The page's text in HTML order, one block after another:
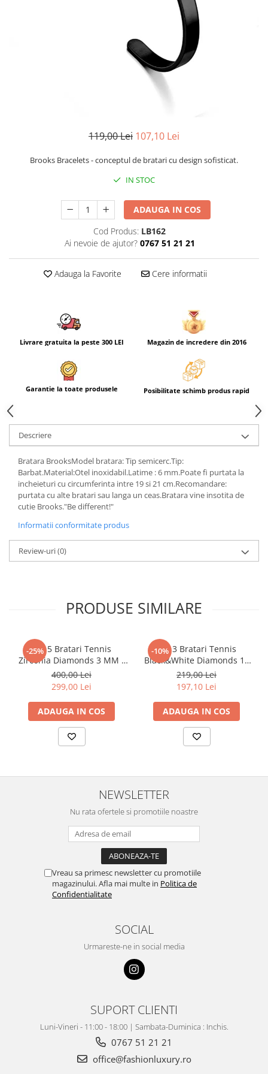
119,00 Lei 107,10 Lei
Brooks Bracelets - conceptul de bratari cu design sofisticat.
IN STOC
ADAUGA IN COS
Cod Produs: LB162
Ai nevoie de ajutor? 0767 51 21 21
Adauga la Favorite Cere informatii
Livrare gratuita la peste 300 LEI Magazin de incredere din 2016
Garantie la toate produsele Posibilitate schimb produs rapid
Descriere
Bratara BrooksModel bratara: Tip semicerc.Tip:
Barbat.Material:Otel inoxidabil.Latime : 6 mm.Poate fi purtata la
incheieturi cu circumferinta intre 19 si 21 cm.Recomandare:
purtata cu alte bratari sau langa un ceas.Bratara vine insotita de
cutie Brooks."Be different!"
Informatii conformitate produs
Review-uri(0)
PRODUSE SIMILARE
-25%
Set 5 Bratari Tennis
Zirconia Diamonds 3 MM /
19.5 CM
400,00 Lei
299,00 Lei
ADAUGA IN COS
-10%
Set 3 Bratari Tennis
Black&White Diamonds 19
CM
219,00 Lei
197,10 Lei
ADAUGA IN COS
NEWSLETTER
Nu rata ofertele si promotiile noastre
Vreau sa primesc newsletter cu promotiile
magazinului. Afla mai multe in Politica de
Confidentialitate
SOCIAL
Urmareste-ne in social media
SUPORT CLIENTI
Luni-Vineri - 11:00 - 18:00 | Sambata-Duminica : Inchis.
0767 51 21 21
office@fashionluxury.ro